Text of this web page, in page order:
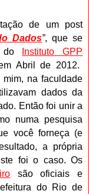
de um post
Dados”, que se
do
Instituto GPP
Abril de 2012.
na faculdade
dados da
Então foi unir a
numa pesquisa
você forneça (e
a própria
foi o caso. Os
são oficiais e
do Rio de